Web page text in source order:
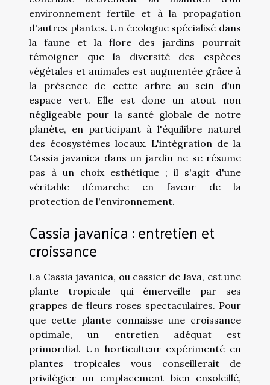
environnement fertile et à la propagation
d'autres plantes. Un écologue spécialisé dans
la faune et la flore des jardins pourrait
témoigner que la diversité des espèces
végétales et animales est augmentée grâce à
la présence de cette arbre au sein d'un
espace vert. Elle est donc un atout non
négligeable pour la santé globale de notre
planète, en participant à l'équilibre naturel
des écosystèmes locaux. L'intégration de la
Cassia javanica dans un jardin ne se résume
pas à un choix esthétique ; il s'agit d'une
véritable démarche en faveur de la
protection de l'environnement.
Cassia javanica : entretien et
croissance
La Cassia javanica, ou cassier de Java, est une
plante tropicale qui émerveille par ses
grappes de fleurs roses spectaculaires. Pour
que cette plante connaisse une croissance
optimale, un entretien adéquat est
primordial. Un horticulteur expérimenté en
plantes tropicales vous conseillerait de
privilégier un emplacement bien ensoleillé,